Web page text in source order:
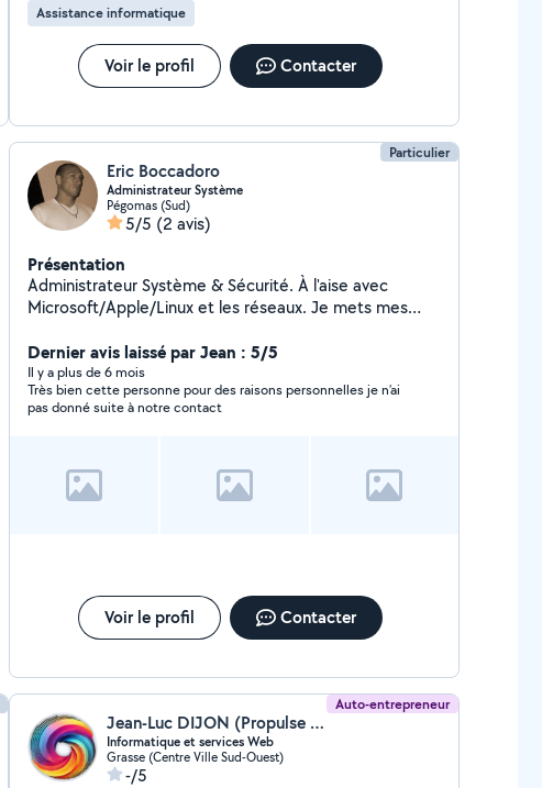
Assistance informatique
Voir le profil Contacter
Particulier
Eric Boccadoro
Administrateur Système
Pégomas (Sud)
5/5 (2 avis)
Présentation
Administrateur Système & Sécurité. À l'aise avec
Microsoft/Apple/Linux et les réseaux. Je mets mes
Dernier avis laissé par Jean : 5/5
Il y a plus de 6 mois
Très bien cette personne pour des raisons personnelles je n’ai
pas donné suite à notre contact
Voir le profil Contacter
Auto-entrepreneur
Jean-Luc DIJON (Propulse Media Creation)
Informatique et services Web
Grasse (Centre Ville Sud-Ouest)
-/5